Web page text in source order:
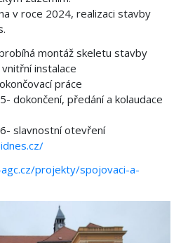
v roce 2024, realizaci stavby
montáž skeletu stavby
instalace
práce
dokončení, předání a kolaudace
slavnostní otevření
projekty/spojovaci-a-